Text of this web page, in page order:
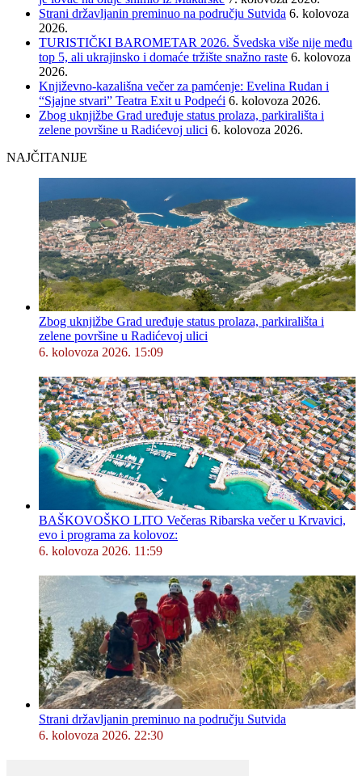
Strani državljanin preminuo na području Sutvida 6. kolovoza
2026.
TURISTIČKI BAROMETAR 2026. Švedska više nije među
top 5, ali ukrajinsko i domaće tržište snažno raste 6. kolovoza
2026.
Književno-kazališna večer za pamćenje: Evelina Rudan i
“Sjajne stvari” Teatra Exit u Podpeći 6. kolovoza 2026.
Zbog uknjižbe Grad uređuje status prolaza, parkirališta i
zelene površine u Radićevoj ulici 6. kolovoza 2026.
NAJČITANIJE
Zbog uknjižbe Grad uređuje status prolaza, parkirališta i
zelene površine u Radićevoj ulici
6. kolovoza 2026. 15:09
BAŠKOVOŠKO LITO Večeras Ribarska večer u Krvavici,
evo i programa za kolovoz:
6. kolovoza 2026. 11:59
Strani državljanin preminuo na području Sutvida
6. kolovoza 2026. 22:30